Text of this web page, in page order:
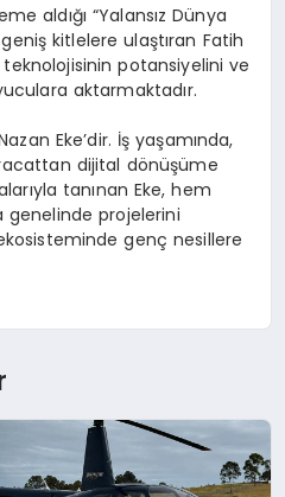
aldığı “Yalansız Dünya
kitlelere ulaştıran Fatih
potansiyelini ve
aktarmaktadır.
Eke’dir. İş yaşamında,
dijital dönüşüme
tanınan Eke, hem
genelinde projelerini
genç nesillere